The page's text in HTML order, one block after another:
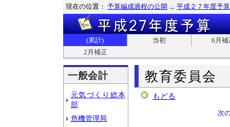
現在の位置： 予算編成過程の公開 平成２７年度予算
(累計) 当初
6月補
2月補正
一般会計
元気づくり総本
部
危機管理局
教育委員会
もどる
次